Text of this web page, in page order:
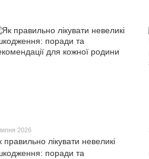
2026
правильно лікувати невеликі
поради та